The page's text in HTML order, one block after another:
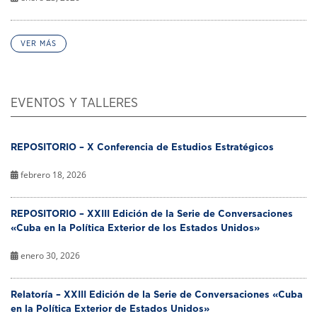
VER MÁS
EVENTOS Y TALLERES
REPOSITORIO – X Conferencia de Estudios Estratégicos
febrero 18, 2026
REPOSITORIO – XXIII Edición de la Serie de Conversaciones
«Cuba en la Política Exterior de los Estados Unidos»
enero 30, 2026
Relatoría – XXIII Edición de la Serie de Conversaciones «Cuba
en la Política Exterior de Estados Unidos»